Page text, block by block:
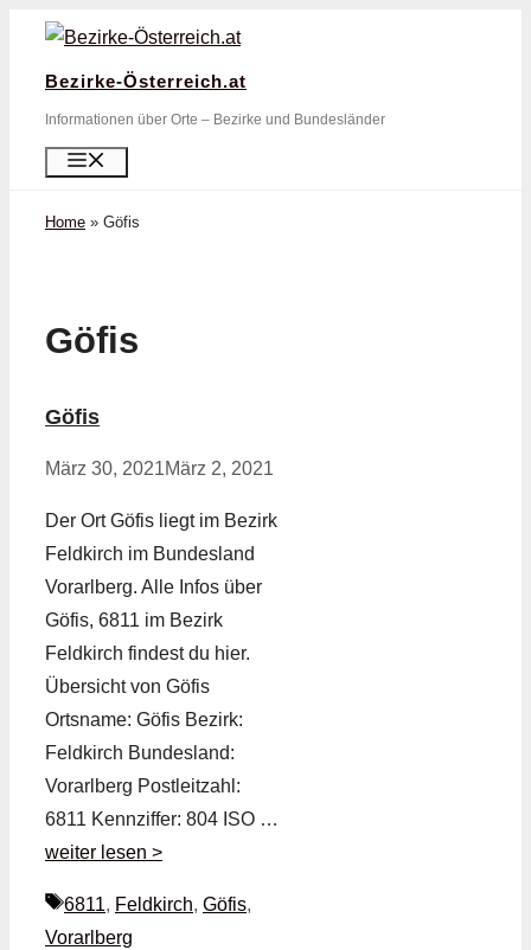
Zum
springen
Bezirke-Österreich.at
Informationen über Orte – Bezirke und Bundesländer
Home » Göfis
Göfis
Göfis
März 30, 2021März 2, 2021
Der Ort Göfis liegt im Bezirk
Feldkirch im Bundesland
Vorarlberg. Alle Infos über
Göfis, 6811 im Bezirk
Feldkirch findest du hier.
Übersicht von Göfis
Ortsname: Göfis Bezirk:
Feldkirch Bundesland:
Vorarlberg Postleitzahl:
6811 Kennziffer: 804 ISO …
weiter lesen >
Schlagwörter
6811, Feldkirch, Göfis,
Vorarlberg